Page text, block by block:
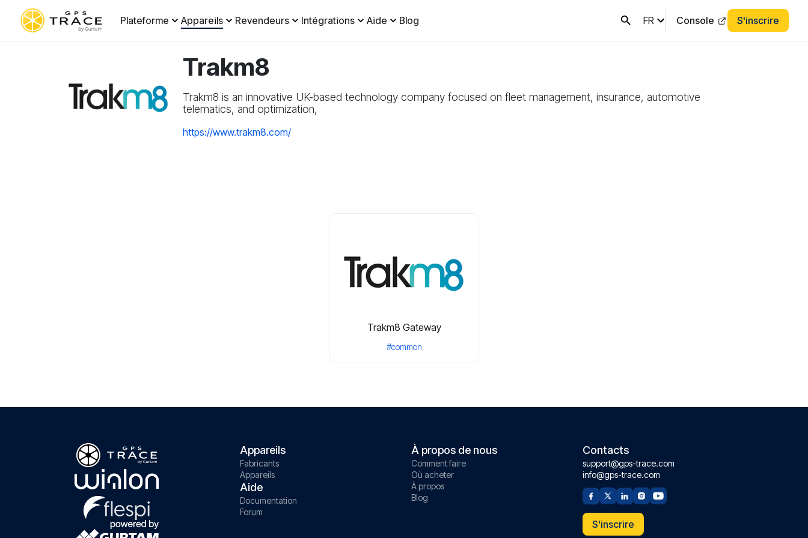
Plateforme Appareils Revendeurs Intégrations Aide Blog FR Console S'inscrire
Trakm8
Trakm8 is an innovative UK-based technology company focused on fleet management, insurance, automotive
telematics, and optimization,
https://www.trakm8.com/
Trakm8 Gateway
#common
Appareils
Fabricants
Appareils
Aide
Documentation
Forum
À propos de nous
Comment faire
Où acheter
À propos
Blog
Contacts
support@gps-trace.com
info@gps-trace.com
S'inscrire